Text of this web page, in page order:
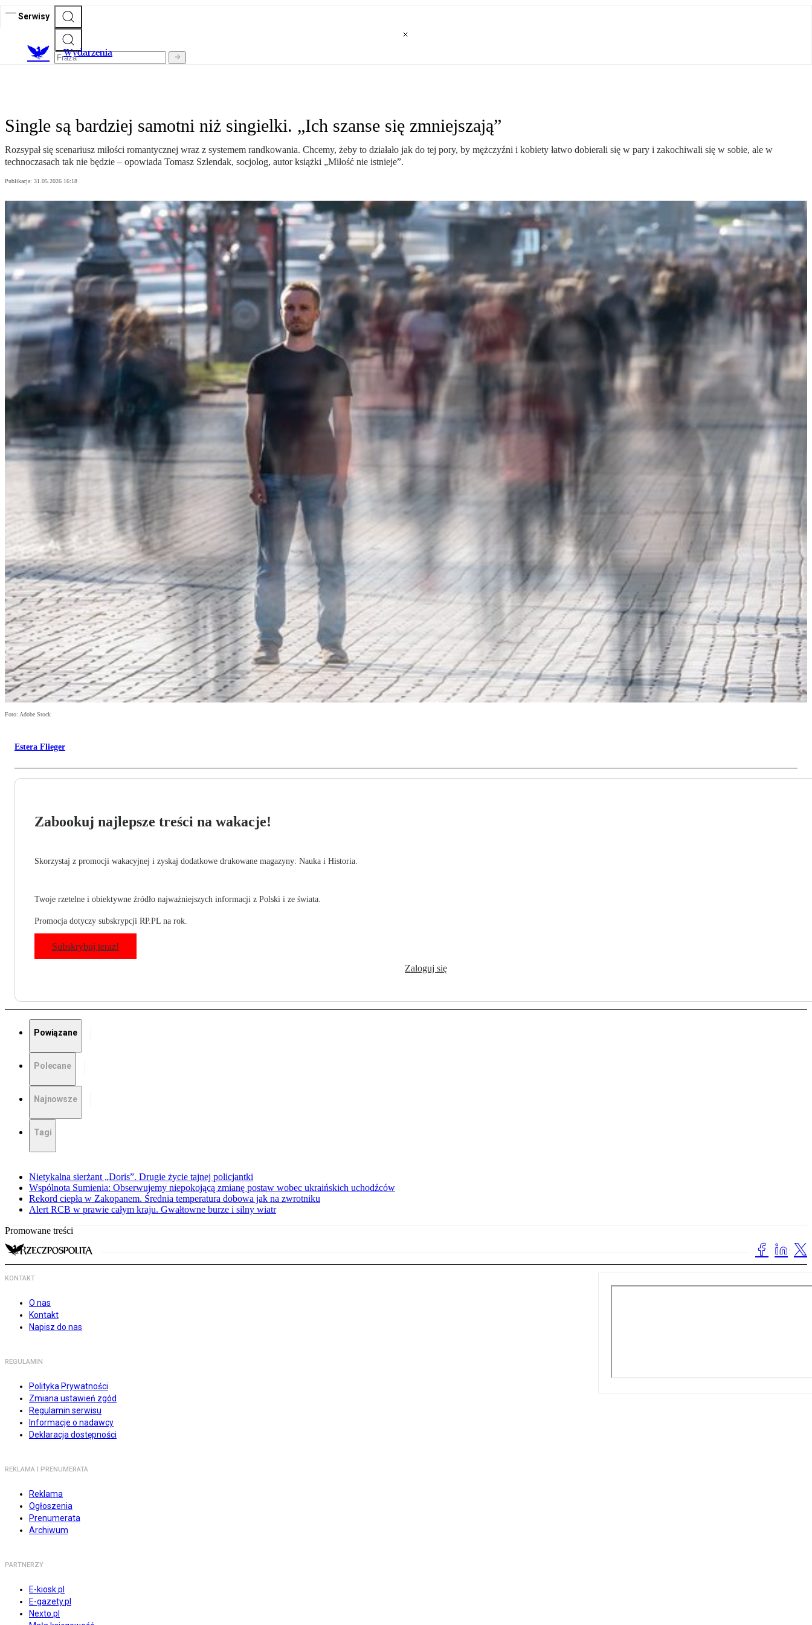
Serwisy
Wydarzenia
Single są bardziej samotni niż singielki. „Ich szanse się zmniejszają”
Rozsypał się scenariusz miłości romantycznej wraz z systemem randkowania. Chcemy, żeby to działało jak do tej pory, by mężczyźni i kobiety łatwo dobierali się w pary i zakochiwali się w sobie, ale w
technoczasach tak nie będzie – opowiada Tomasz Szlendak, socjolog, autor książki „Miłość nie istnieje”.
Publikacja: 31.05.2026 16:18
Foto: Adobe Stock
Estera Flieger
Zabookuj najlepsze treści na wakacje!
Skorzystaj z promocji wakacyjnej i zyskaj dodatkowe drukowane magazyny: Nauka i Historia.
Twoje rzetelne i obiektywne źródło najważniejszych informacji z Polski i ze świata.
Promocja dotyczy subskrypcji RP.PL na rok.
Subskrybuj teraz!
Zaloguj się
Powiązane
Polecane
Najnowsze
Tagi
Nietykalna sierżant „Doris”. Drugie życie tajnej policjantki
Wspólnota Sumienia: Obserwujemy niepokojącą zmianę postaw wobec ukraińskich uchodźców
Rekord ciepła w Zakopanem. Średnia temperatura dobowa jak na zwrotniku
Alert RCB w prawie całym kraju. Gwałtowne burze i silny wiatr
Promowane treści
KONTAKT
O nas
Kontakt
Napisz do nas
REGULAMIN
Polityka Prywatności
Zmiana ustawień zgód
Regulamin serwisu
Informacje o nadawcy
Deklaracja dostępności
REKLAMA I PRENUMERATA
Reklama
Ogłoszenia
Prenumerata
Archiwum
PARTNERZY
E-kiosk.pl
E-gazety.pl
Nexto.pl